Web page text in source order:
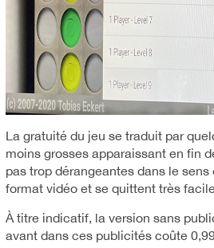
La gratuité du jeu se traduit par
moins grosses apparaissant en fin
pas trop dérangeantes dans le
format vidéo et se quittent très
À titre indicatif, la version sans
avant dans ces publicités coûte